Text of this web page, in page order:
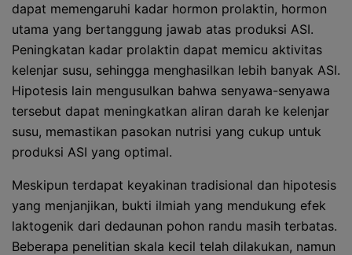
dapat memengaruhi kadar hormon prolaktin, hormon
utama yang bertanggung jawab atas produksi ASI.
Peningkatan kadar prolaktin dapat memicu aktivitas
kelenjar susu, sehingga menghasilkan lebih banyak ASI.
Hipotesis lain mengusulkan bahwa senyawa-senyawa
tersebut dapat meningkatkan aliran darah ke kelenjar
susu, memastikan pasokan nutrisi yang cukup untuk
produksi ASI yang optimal.
Meskipun terdapat keyakinan tradisional dan hipotesis
yang menjanjikan, bukti ilmiah yang mendukung efek
laktogenik dari dedaunan pohon randu masih terbatas.
Beberapa penelitian skala kecil telah dilakukan, namun